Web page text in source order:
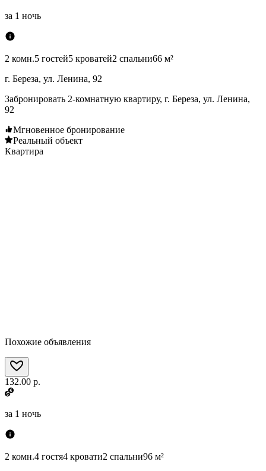
за 1 ночь
2 комн.5 гостей5 кроватей2 спальни66 м²
г. Береза, ул. Ленина, 92
Забронировать 2-комнатную квартиру, г. Береза, ул. Ленина,
92
Мгновенное бронирование
Реальный объект
Квартира
Похожие объявления
132.00 р.
за 1 ночь
2 комн.4 гостя4 кровати2 спальни96 м²